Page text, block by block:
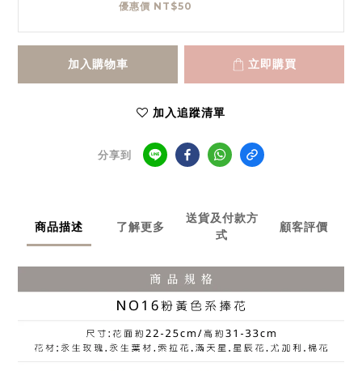
優惠價 NT$50
加入購物車 立即購買
加入追蹤清單
分享到
商品描述 了解更多
送貨及付款方
式
顧客評價